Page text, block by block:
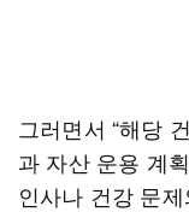
그러면서 “해당
과 자산 운용 계
인사나 건강 문